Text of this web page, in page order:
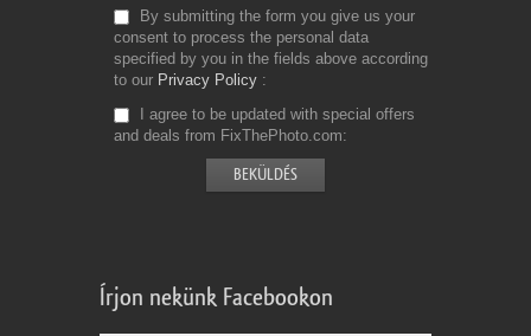
By submitting the form you give us your
consent to process the personal data
specified by you in the fields above according
to our Privacy Policy
I agree to be updated with special offers
and deals from FixThePhoto.com
Írjon nekünk Facebookon